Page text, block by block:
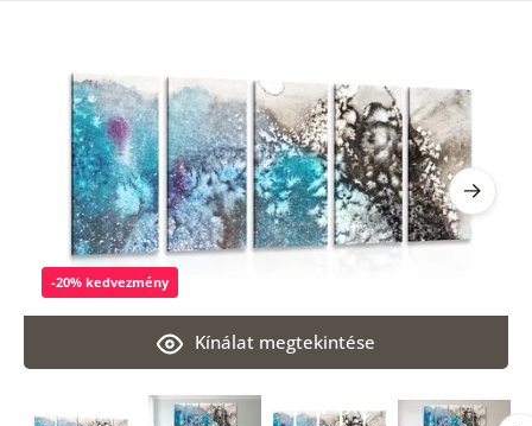
Kínálat megtekintése
-20% kedvezmény